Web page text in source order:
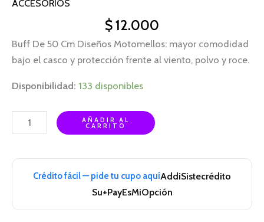
ACCESORIOS
$12.000
Buff De 50 Cm Diseños Motomellos: mayor comodidad
bajo el casco y protección frente al viento, polvo y roce.
Disponibilidad: 133 disponibles
AÑADIR AL
CARRITO
Crédito fácil — pide tu cupo aquíAddiSistecrédito
Su+PayEsMiOpción